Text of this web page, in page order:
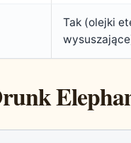
Tak (olejki